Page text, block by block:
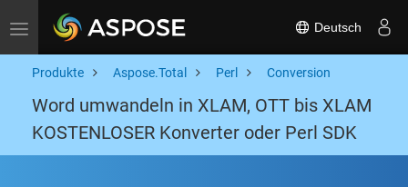
Toggle navigation Deutsch
Produkte Aspose.Total Perl Conversion
Word umwandeln in XLAM, OTT bis XLAM
KOSTENLOSER Konverter oder Perl SDK